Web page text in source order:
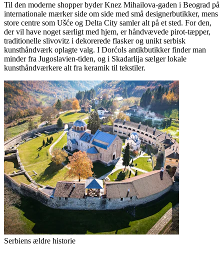
Til den moderne shopper byder Knez Mihailova-gaden i Beograd på
internationale mærker side om side med små designerbutikker, mens
store centre som Ušće og Delta City samler alt på et sted. For den,
der vil have noget særligt med hjem, er håndvævede pirot-tæpper,
traditionelle slivovitz i dekorerede flasker og unikt serbisk
kunsthåndværk oplagte valg. I Dorćols antikbutikker finder man
minder fra Jugoslavien-tiden, og i Skadarlija sælger lokale
kunsthåndværkere alt fra keramik til tekstiler.
Serbiens ældre historie